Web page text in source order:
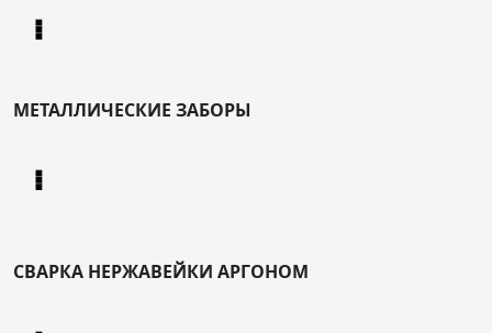
МЕТАЛЛИЧЕСКИЕ ЗАБОРЫ
СВАРКА НЕРЖАВЕЙКИ АРГОНОМ